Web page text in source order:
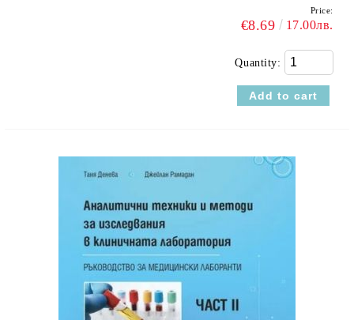
Price:
€8.69 17.00лв.
Quantity: